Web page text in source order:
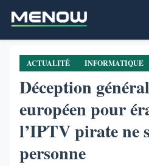
contenu
principal
ACTUALITÉ INFORMATIQUE
Déception
européen pour
l’IPTV pirate ne
personne